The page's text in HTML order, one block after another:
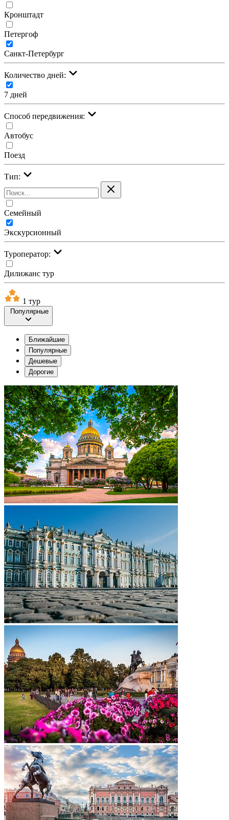
Кронштадт
Петергоф
Санкт-Петербург
Количество дней:
7 дней
Cпособ передвижения:
Автобус
Поезд
Тип:
Семейный
Экскурсионный
Туроператор:
Дилижанс тур
1 тур
Популярные
Ближайшие
Популярные
Дешевые
Дорогие